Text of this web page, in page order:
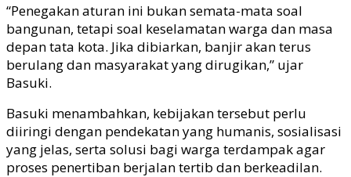
“Penegakan aturan ini bukan semata-mata soal
bangunan, tetapi soal keselamatan warga dan masa
depan tata kota. Jika dibiarkan, banjir akan terus
berulang dan masyarakat yang dirugikan,” ujar
Basuki.
Basuki menambahkan, kebijakan tersebut perlu
diiringi dengan pendekatan yang humanis, sosialisasi
yang jelas, serta solusi bagi warga terdampak agar
proses penertiban berjalan tertib dan berkeadilan.